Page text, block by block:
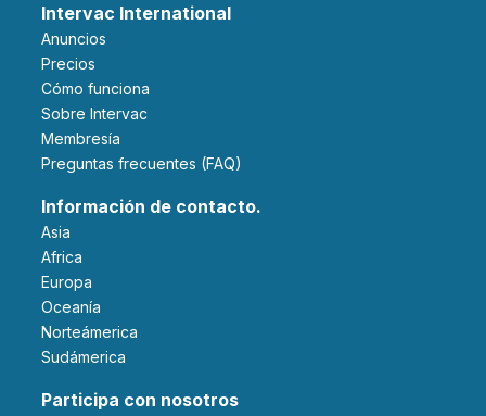
Intervac International
Anuncios
Precios
Cómo funciona
Sobre Intervac
Membresía
Preguntas frecuentes (FAQ)
Información de contacto.
Asia
Africa
Europa
Oceanía
Norteámerica
Sudámerica
Participa con nosotros